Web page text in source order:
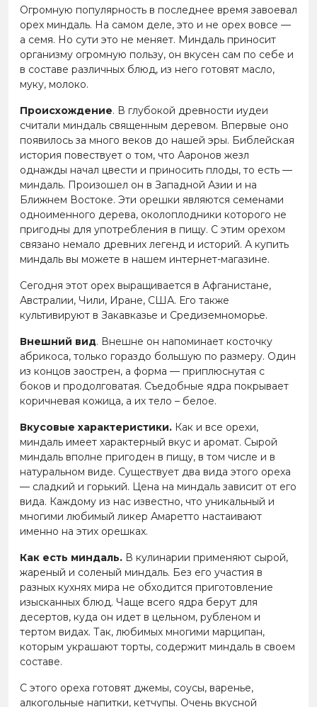
Огромную популярность в последнее время завоевал
орех миндаль. На самом деле, это и не орех вовсе —
а семя. Но сути это не меняет. Миндаль приносит
организму огромную пользу, он вкусен сам по себе и
в составе различных блюд, из него готовят масло,
муку, молоко.
Происхождение. В глубокой древности иудеи
считали миндаль священным деревом. Впервые оно
появилось за много веков до нашей эры. Библейская
история повествует о том, что Ааронов жезл
однажды начал цвести и приносить плоды, то есть —
миндаль. Произошел он в Западной Азии и на
Ближнем Востоке. Эти орешки являются семенами
одноименного дерева, околоплодники которого не
пригодны для употребления в пищу. С этим орехом
связано немало древних легенд и историй. А купить
миндаль вы можете в нашем интернет-магазине.
Сегодня этот орех выращивается в Афганистане,
Австралии, Чили, Иране, США. Его также
культивируют в Закавказье и Средиземноморье.
Внешний вид. Внешне он напоминает косточку
абрикоса, только гораздо большую по размеру. Один
из концов заострен, а форма — приплюснутая с
боков и продолговатая. Съедобные ядра покрывает
коричневая кожица, а их тело – белое.
Вкусовые характеристики. Как и все орехи,
миндаль имеет характерный вкус и аромат. Сырой
миндаль вполне пригоден в пищу, в том числе и в
натуральном виде. Существует два вида этого ореха
— сладкий и горький. Цена на миндаль зависит от его
вида. Каждому из нас известно, что уникальный и
многими любимый ликер Амаретто настаивают
именно на этих орешках.
Как есть миндаль. В кулинарии применяют сырой,
жареный и соленый миндаль. Без его участия в
разных кухнях мира не обходится приготовление
изысканных блюд. Чаще всего ядра берут для
десертов, куда он идет в цельном, рубленом и
тертом видах. Так, любимых многими марципан,
которым украшают торты, содержит миндаль в своем
составе.
С этого ореха готовят джемы, соусы, варенье,
алкогольные напитки, кетчупы. Очень вкусной